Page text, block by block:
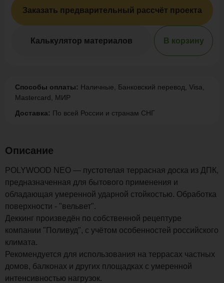
Заказать предварительный рассчёт проекта
Калькулятор материалов В корзину
Способы оплаты: Наличные, Банковский перевод, Visa,
Mastercard, МИР
Доставка: По всей России и странам СНГ
Описание
POLYWOOD NEO — пустотелая террасная доска из ДПК,
предназначенная для бытового применения и
обладающая умеренной ударной стойкостью. Обработка
поверхности - "вельвет".
Деккинг произведён по собственной рецептуре
компании "Поливуд", с учётом особенностей российского
климата.
Рекомендуется для использования на террасах частных
домов, балконах и других площадках с умеренной
интенсивностью нагрузок.